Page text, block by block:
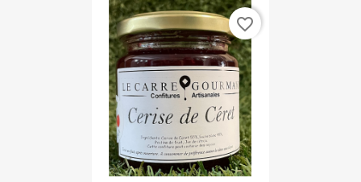
MEILLEURES VENTES
favorite_border